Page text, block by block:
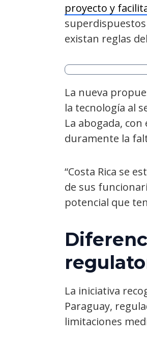
proyecto y
existan reglas
La nueva
la tecnología al
La abogada,
duramente la
“Costa Rica se
de sus
potencial que
La iniciativa
Paraguay,
limitaciones